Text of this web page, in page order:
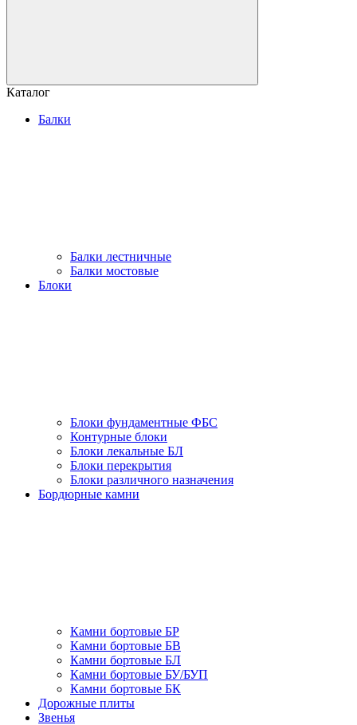
Каталог
Балки
Балки лестничные
Балки мостовые
Блоки
Блоки фундаментные ФБС
Контурные блоки
Блоки лекальные БЛ
Блоки перекрытия
Блоки различного назначения
Бордюрные камни
Камни бортовые БР
Камни бортовые БВ
Камни бортовые БЛ
Камни бортовые БУ/БУП
Камни бортовые БК
Дорожные плиты
Звенья